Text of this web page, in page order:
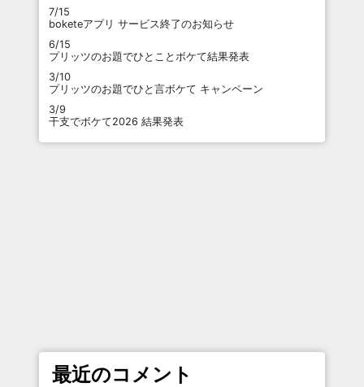
7/15
boketeアプリ サービス終了のお知らせ
6/15
プリッツのお題でひとことボケて結果発表
3/10
プリッツのお題でひと言ボケて キャンペーン
3/9
干支でボケて2026 結果発表
最近のコメント